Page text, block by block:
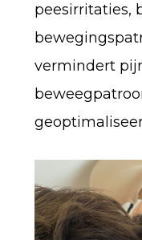
peesirritaties,
vermindert